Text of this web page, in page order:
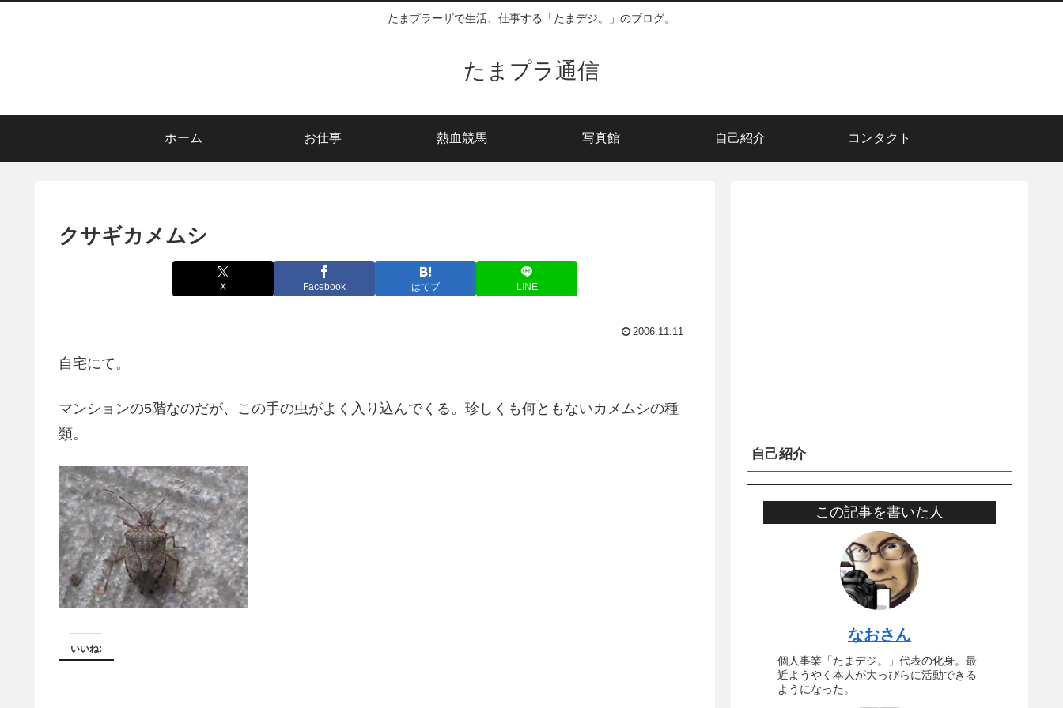
たまプラーザで生活、仕事する「たまデジ。」のブログ。
たまプラ通信
ホーム お仕事 熱血競馬 写真館 自己紹介 コンタクト
クサギカメムシ
X Facebook はてブ LINE
2006.11.11
自宅にて。
マンションの5階なのだが、この手の虫がよく入り込んでくる。珍しくも何ともないカメムシの種
類。
いいね:
自己紹介
この記事を書いた人
なおさん
個人事業「たまデジ。」代表の化身。最
近ようやく本人が大っぴらに活動できる
ようになった。